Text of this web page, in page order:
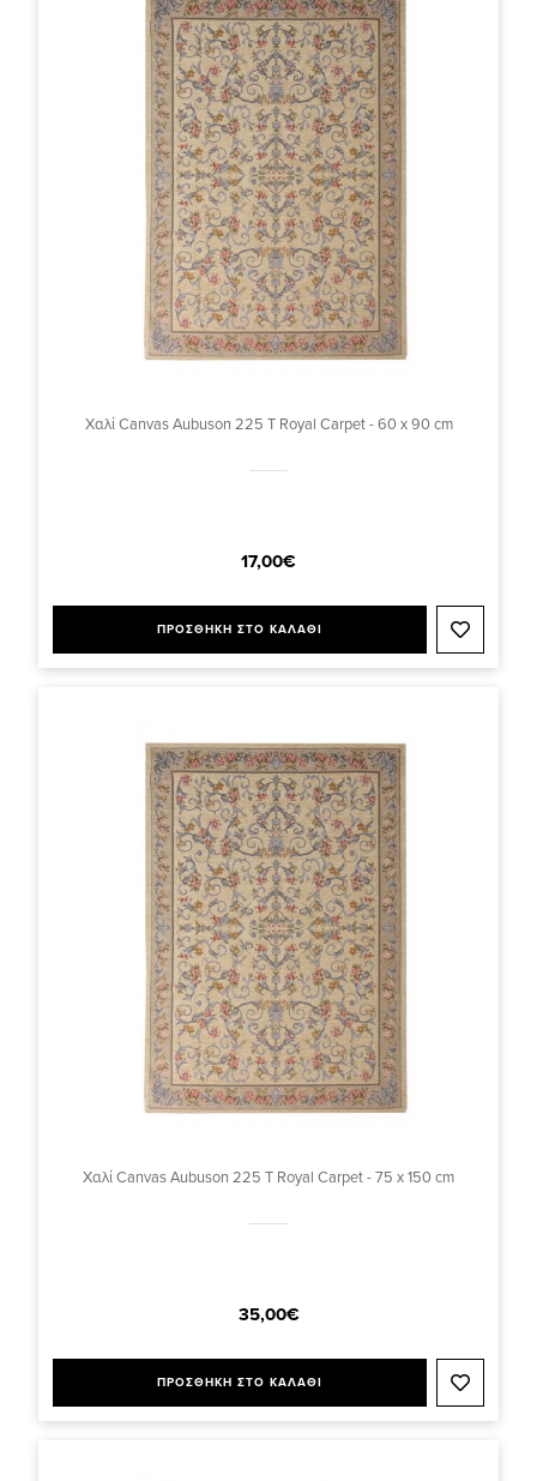
Χαλί Canvas Aubuson 225 T Royal Carpet - 60 x 90 cm
17,00€
ΠΡΟΣΘΗΚΗ ΣΤΟ ΚΑΛΑΘΙ
Χαλί Canvas Aubuson 225 T Royal Carpet - 75 x 150 cm
35,00€
ΠΡΟΣΘΗΚΗ ΣΤΟ ΚΑΛΑΘΙ